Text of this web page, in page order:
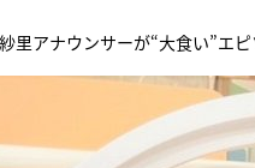
アナウンサーが“大食い”エピ